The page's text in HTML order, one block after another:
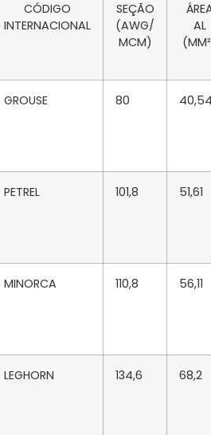
CÓDIGO
INTERNACIONAL
SEÇÃO
(AWG/
MCM)
AL
GROUSE 80 40,54
PETREL 101,8 51,61
MINORCA 110,8 56,11
LEGHORN 134,6 68,2